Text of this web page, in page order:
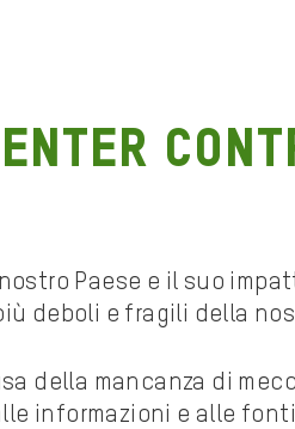
Paese e il suo
deboli e fragili della
della mancanza di
informazioni e alle